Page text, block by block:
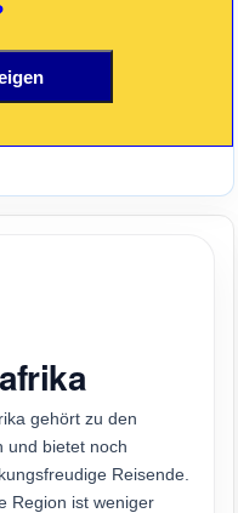
gehört zu den
und bietet noch
Reisende.
Region ist weniger